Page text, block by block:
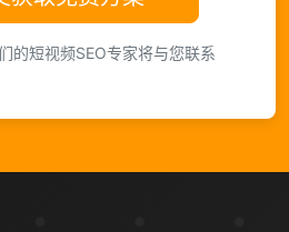
的短视频SEO专家将与您联系